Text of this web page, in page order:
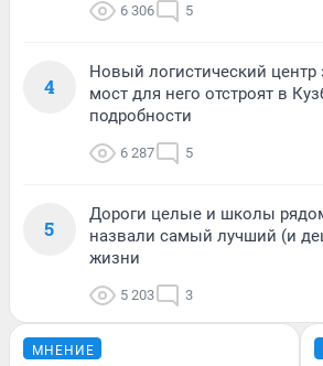
6 306 5
4
Новый логистический центр
мост для него отстроят в
подробности
6 287 5
5
Дороги целые и школы
назвали самый лучший (и
жизни
5 203 3
МНЕНИЕ